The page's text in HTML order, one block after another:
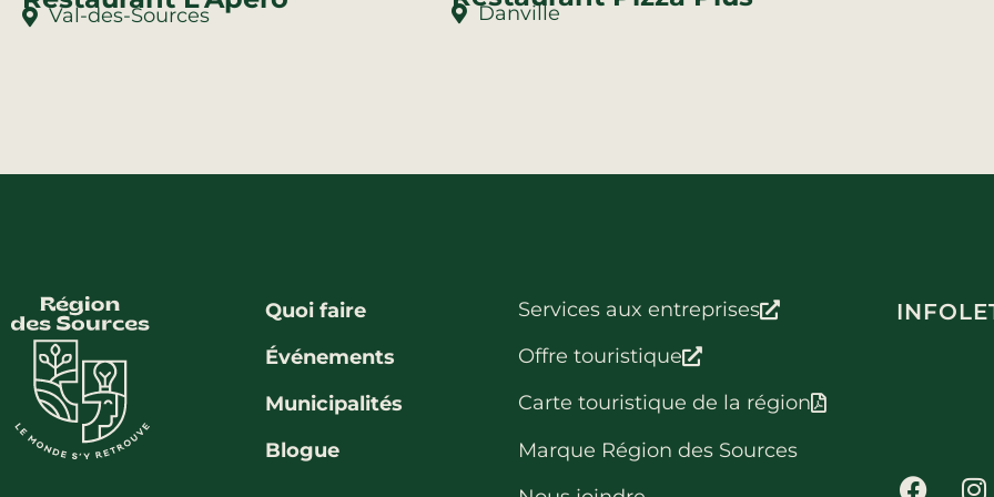
Val-des-Sources Danville
Quoi faire
Événements
Municipalités
Blogue
Services aux entreprises
Offre touristique
Carte touristique de la région
Marque Région des Sources